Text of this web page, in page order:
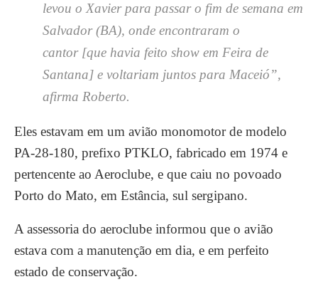
levou o Xavier para passar o fim de semana em
Salvador (BA), onde encontraram o
cantor [que havia feito show em Feira de
Santana] e voltariam juntos para Maceió”,
afirma Roberto.
Eles estavam em um avião monomotor de modelo
PA-28-180, prefixo PTKLO, fabricado em 1974 e
pertencente ao Aeroclube, e que caiu no povoado
Porto do Mato, em Estância, sul sergipano.
A assessoria do aeroclube informou que o avião
estava com a manutenção em dia, e em perfeito
estado de conservação.